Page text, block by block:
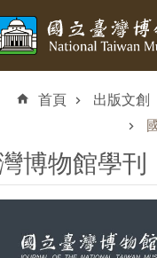
塊
首頁 出版文創
博物館學刊